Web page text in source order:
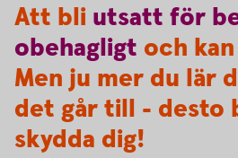
Att bli utsatt för
obehagligt och
Men ju mer du lär
det går till - desto
skydda dig!